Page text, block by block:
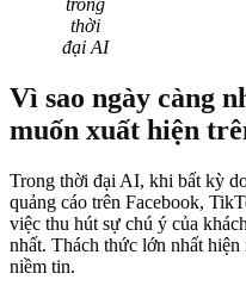
trong
thời
đại AI
Vì sao ngày càng
muốn xuất hiện
Trong thời đại AI, khi bất kỳ
quảng cáo trên Facebook,
việc thu hút sự chú ý của
nhất. Thách thức lớn nhất
niềm tin.